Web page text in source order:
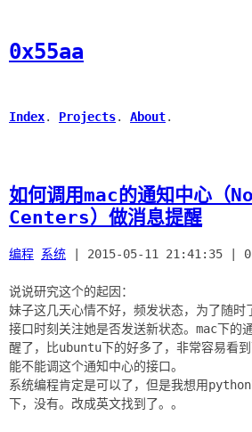
0x55aa
Index. Projects. About.
如何调用mac的通知中心
Centers）做消息提醒
编程 系统 2015-05-11 21:41:35
说说研究这个的起因：
妹子这几天心情不好，频发状态，为了随时
接口时刻关注她是否发送新状态。mac下的
醒了，比ubuntu下的好多了，非常容易看
能不能调这个通知中心的接口。
系统编程肯定是可以了，但是我想用
下，没有。改成英文找到了。。